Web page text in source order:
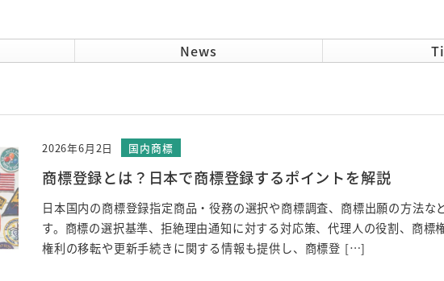
News
商標登録とは？日本で商標登録するポイントを解説
日本国内の商標登録指定商品・役務の選択や商標調査、商標出願の方法な
す。商標の選択基準、拒絶理由通知に対する対応策、代理人の役割、商標
権利の移転や更新手続きに関する情報も提供し、商標登 […]
2026年6月2日 国内商標